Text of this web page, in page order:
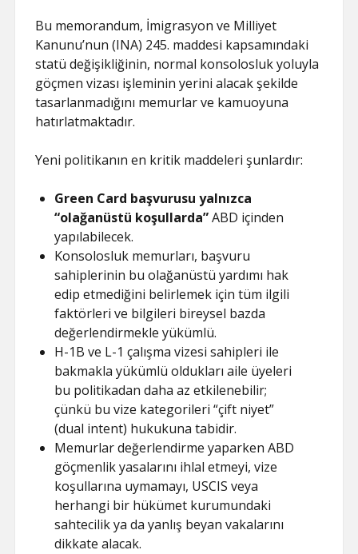
Bu memorandum, İmigrasyon ve Milliyet
Kanunu’nun (INA) 245. maddesi kapsamındaki
statü değişikliğinin, normal konsolosluk yoluyla
göçmen vizası işleminin yerini alacak şekilde
tasarlanmadığını memurlar ve kamuoyuna
hatırlatmaktadır.
Yeni politikanın en kritik maddeleri şunlardır:
Green Card başvurusu yalnızca
“olağanüstü koşullarda”ABD içinden
yapılabilecek.
Konsolosluk memurları, başvuru
sahiplerinin bu olağanüstü yardımı hak
edip etmediğini belirlemek için tüm ilgili
faktörleri ve bilgileri bireysel bazda
değerlendirmekle yükümlü.
H-1B ve L-1 çalışma vizesi sahipleri ile
bakmakla yükümlü oldukları aile üyeleri
bu politikadan daha az etkilenebilir;
çünkü bu vize kategorileri “çift niyet”
(dual intent) hukukuna tabidir.
Memurlar değerlendirme yaparken ABD
göçmenlik yasalarını ihlal etmeyi, vize
koşullarına uymamayı, USCIS veya
herhangi bir hükümet kurumundaki
sahtecilik ya da yanlış beyan vakalarını
dikkate alacak.